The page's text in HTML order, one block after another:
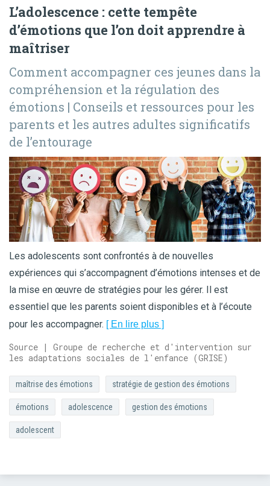
L’adolescence : cette tempête
d’émotions que l’on doit apprendre à
maîtriser
Comment accompagner ces jeunes dans la
compréhension et la régulation des
émotions | Conseils et ressources pour les
parents et les autres adultes significatifs
de l’entourage
Les adolescents sont confrontés à de nouvelles
expériences qui s’accompagnent d’émotions intenses et de
la mise en œuvre de stratégies pour les gérer. Il est
essentiel que les parents soient disponibles et à l’écoute
pour les accompagner. [ En lire plus ]
Source | Groupe de recherche et d'intervention sur
les adaptations sociales de l'enfance (GRISE)
maîtrise des émotions stratégie de gestion des émotions
émotions adolescence gestion des émotions
adolescent